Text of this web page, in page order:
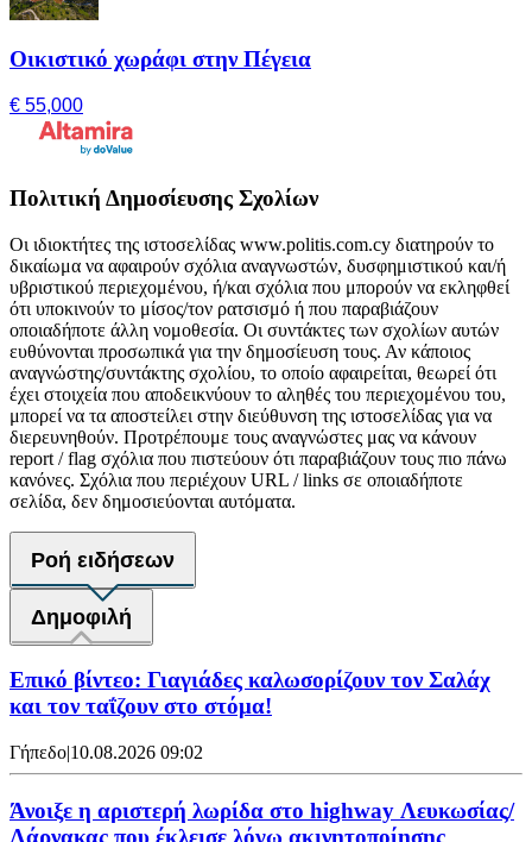
Οικιστικό χωράφι στην Πέγεια
€ 55,000
Πολιτική Δημοσίευσης Σχολίων
Οι ιδιοκτήτες της ιστοσελίδας www.politis.com.cy διατηρούν το
δικαίωμα να αφαιρούν σχόλια αναγνωστών, δυσφημιστικού και/ή
υβριστικού περιεχομένου, ή/και σχόλια που μπορούν να εκληφθεί
ότι υποκινούν το μίσος/τον ρατσισμό ή που παραβιάζουν
οποιαδήποτε άλλη νομοθεσία. Οι συντάκτες των σχολίων αυτών
ευθύνονται προσωπικά για την δημοσίευση τους. Αν κάποιος
αναγνώστης/συντάκτης σχολίου, το οποίο αφαιρείται, θεωρεί ότι
έχει στοιχεία που αποδεικνύουν το αληθές του περιεχομένου του,
μπορεί να τα αποστείλει στην διεύθυνση της ιστοσελίδας για να
διερευνηθούν. Προτρέπουμε τους αναγνώστες μας να κάνουν
report / flag σχόλια που πιστεύουν ότι παραβιάζουν τους πιο πάνω
κανόνες. Σχόλια που περιέχουν URL / links σε οποιαδήποτε
σελίδα, δεν δημοσιεύονται αυτόματα.
Ροή ειδήσεων
Δημοφιλή
Επικό βίντεο: Γιαγιάδες καλωσορίζουν τον Σαλάχ
και τον ταΐζουν στο στόμα!
Γήπεδο|10.08.2026 09:02
Άνοιξε η αριστερή λωρίδα στο highway Λευκωσίας/
Λάρνακας που έκλεισε λόγω ακινητοποίησης